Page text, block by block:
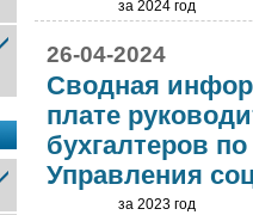
за 2024 год
26-04-2024
Сводная
плате
бухгалтеров
Управления
за 2023 год